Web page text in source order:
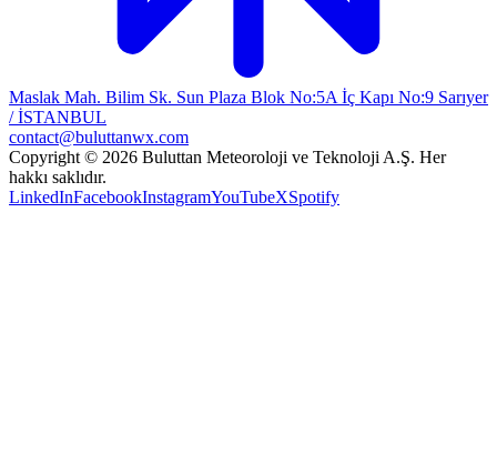
Maslak Mah. Bilim Sk. Sun Plaza Blok No:5A İç Kapı No:9 Sarıyer
/ İSTANBUL
contact@buluttanwx.com
Copyright © 2026 Buluttan Meteoroloji ve Teknoloji A.Ş. Her
hakkı saklıdır.
LinkedInFacebookInstagramYouTubeXSpotify